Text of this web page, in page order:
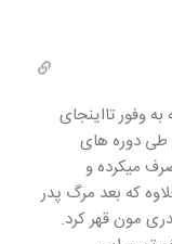
دختر 19ساله ام که به وفور تااینجای
طی دوره های
میکرده و
که بعد مرگ پدر
مون قهر کرد.